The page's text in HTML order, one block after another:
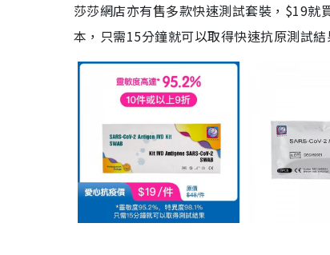
莎莎網店亦有售多款快速測試套裝，$19
本，只需15分鐘就可以取得快速抗原測試